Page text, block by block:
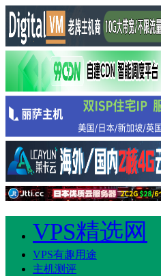
VPS精选网
VPS有趣用途
主机测评